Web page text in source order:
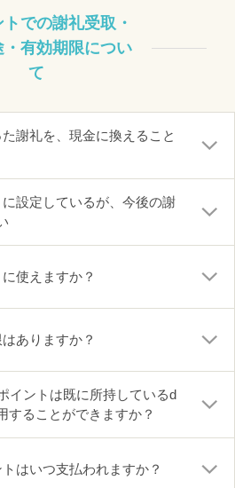
トでの謝礼受取・
・有効期限につい
て
謝礼を、現金に換えること
設定しているが、今後の謝
使えますか？
ありますか？
イントは既に所持しているd
することができますか？
はいつ支払われますか？